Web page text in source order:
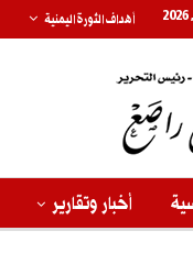
أهداف الثورة اليمنية
أخبار وتقارير